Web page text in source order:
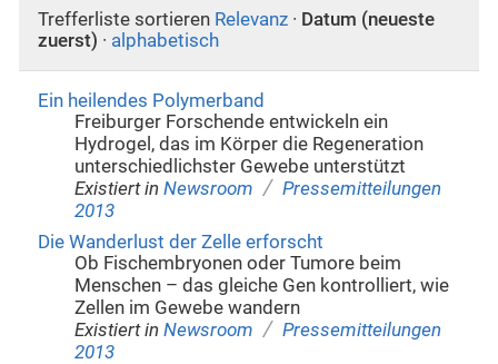
Trefferliste sortieren Relevanz · Datum (neueste
zuerst) · alphabetisch
Ein heilendes Polymerband
Freiburger Forschende entwickeln ein
Hydrogel, das im Körper die Regeneration
unterschiedlichster Gewebe unterstützt
Existiert in Newsroom / Pressemitteilungen
2013
Die Wanderlust der Zelle erforscht
Ob Fischembryonen oder Tumore beim
Menschen – das gleiche Gen kontrolliert, wie
Zellen im Gewebe wandern
Existiert in Newsroom / Pressemitteilungen
2013